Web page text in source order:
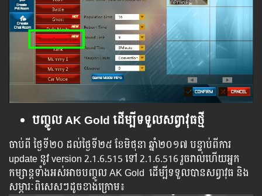
បញ្ចូល AK Gold ដើម្បីទទួលសព្វាវុធថ្មី
ចាប់ពី ​​ថ្ងៃ​ទី​២០​ ​​ដល់​ថ្ងៃ​ទី២៥ ខែមិថុនា ​​ឆ្នាំ២០១៧ បន្ទាប់​​ពី​​ការ ​
update ​នូវ ​version 2.1.6.515 ទៅ​ 2.1.6.516 រួច​​រាល់​​ហើយ​​អ្នក​​
កម្សាន្ដ​​ទាំង​​អស់​​អាច​​បញ្ចូល​ AK Gold ​​ ​ដើម្បី​​ទទួល​​បាន​សព្វាវុធ​ និង​​
សម្ភារៈ​ពិសេស​ៗ​ដូច​ខាង​ក្រោម៖​